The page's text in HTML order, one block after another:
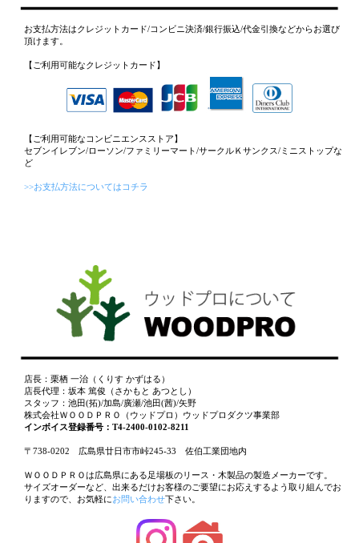
お支払方法はクレジットカード/コンビニ決済/銀行振込/代金引換などからお選び
頂けます。
【ご利用可能なクレジットカード】
【ご利用可能なコンビニエンスストア】
セブンイレブン/ローソン/ファミリーマート/サークルＫサンクス/ミニストップな
ど
>>お支払方法についてはコチラ
店長：栗栖 一治（くりす かずはる）
店長代理：坂本 篤俊（さかもと あつとし）
スタッフ：池田(拓)/加島/廣瀬/池田(茜)/矢野
株式会社ＷＯＯＤＰＲＯ（ウッドプロ）ウッドプロダクツ事業部
インボイス登録番号：T4-2400-0102-8211
〒738-0202 広島県廿日市市峠245-33 佐伯工業団地内
ＷＯＯＤＰＲＯは広島県にある足場板のリース・木製品の製造メーカーです。
サイズオーダーなど、出来るだけお客様のご要望にお応えするよう取り組んでお
りますので、お気軽にお問い合わせ下さい。